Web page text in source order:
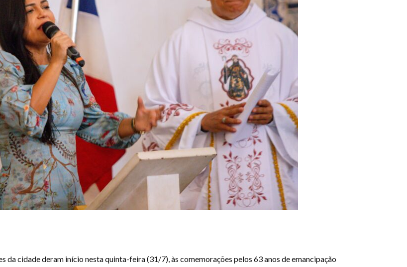
da cidade deram início nesta quinta-feira (31/7), às comemorações pelos 63 anos de emancipação